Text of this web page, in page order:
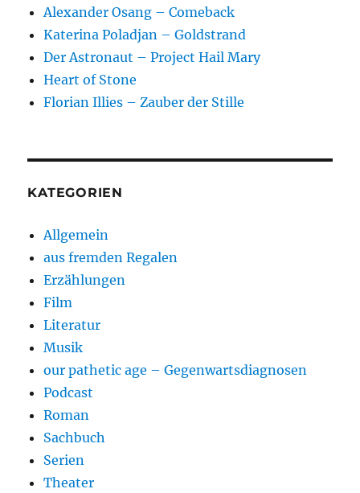
Alexander Osang – Comeback
Katerina Poladjan – Goldstrand
Der Astronaut – Project Hail Mary
Heart of Stone
Florian Illies – Zauber der Stille
KATEGORIEN
Allgemein
aus fremden Regalen
Erzählungen
Film
Literatur
Musik
our pathetic age – Gegenwartsdiagnosen
Podcast
Roman
Sachbuch
Serien
Theater